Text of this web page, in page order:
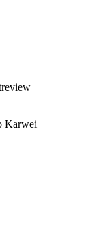
Karwei